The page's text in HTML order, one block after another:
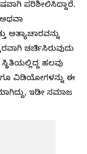
ಪರಿಶೀಲಿಸಿದ್ದಾರೆ.
ಅತ್ಯಾಚಾರವನ್ನು
ಚರ್ಚಿಸಿರುವುದು
ಹಲವು
ವಿಡಿಯೋಗಳನ್ನು ಈ
ಇಡೀ ಸಮಾಜ